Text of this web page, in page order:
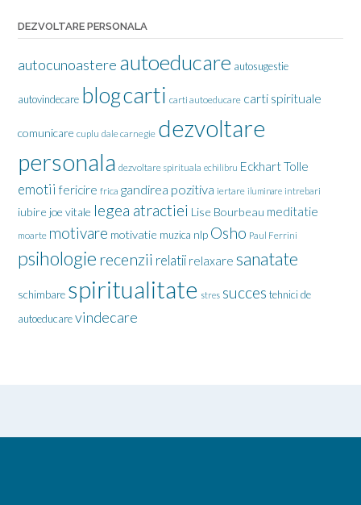
DEZVOLTARE PERSONALA
autocunoastere autoeducare autosugestie
autovindecare blogcarti carti autoeducare carti spirituale
comunicare cuplu dale carnegie dezvoltare
personala dezvoltare spirituala echilibru Eckhart Tolle
emotii fericire frica gandirea pozitiva iertare iluminare intrebari
iubire joe vitale legea atractiei Lise Bourbeau meditatie
moarte motivare motivatie muzica nlp Osho Paul Ferrini
psihologie recenzii relatii relaxare sanatate
schimbare spiritualitate stres succes tehnici de
autoeducarevindecare